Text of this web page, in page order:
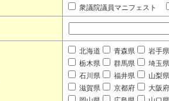
衆議院議員マニフェスト
北海道 青森県 岩手県
栃木県
群馬県 埼玉県
石川県
福井県 山梨県
滋賀県
京都府 大阪府